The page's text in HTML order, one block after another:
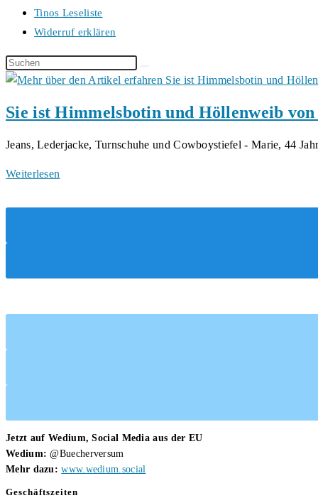
Tinos Leseliste
Widerruf erklären
Diese
Website
Sie ist Himmelsbotin und Höllenweib
Jeans, Lederjacke, Turnschuhe und Cowboystiefel - Marie, 44
Weiterlesen
Himmelsbotin
Rena
Wendell
Jetzt auf Wedium, Social Media aus der EU
Wedium: @Buecherversum
Mehr dazu: www.wedium.social
Geschäftszeiten